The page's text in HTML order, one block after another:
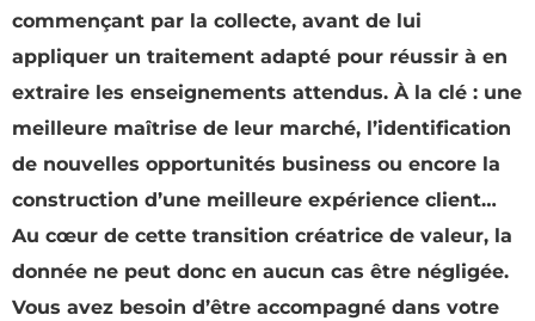
commençant par la collecte, avant de lui
appliquer un traitement adapté pour réussir à en
extraire les enseignements attendus. À la clé : une
meilleure maîtrise de leur marché, l’identification
de nouvelles opportunités business ou encore la
construction d’une meilleure expérience client…
Au cœur de cette transition créatrice de valeur, la
donnée ne peut donc en aucun cas être négligée.
Vous avez besoin d’être accompagné dans votre